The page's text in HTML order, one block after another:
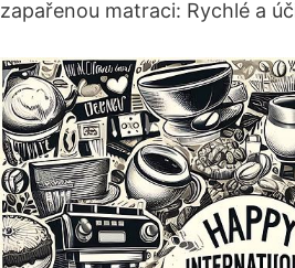
zapařenou matraci: Rychlé a